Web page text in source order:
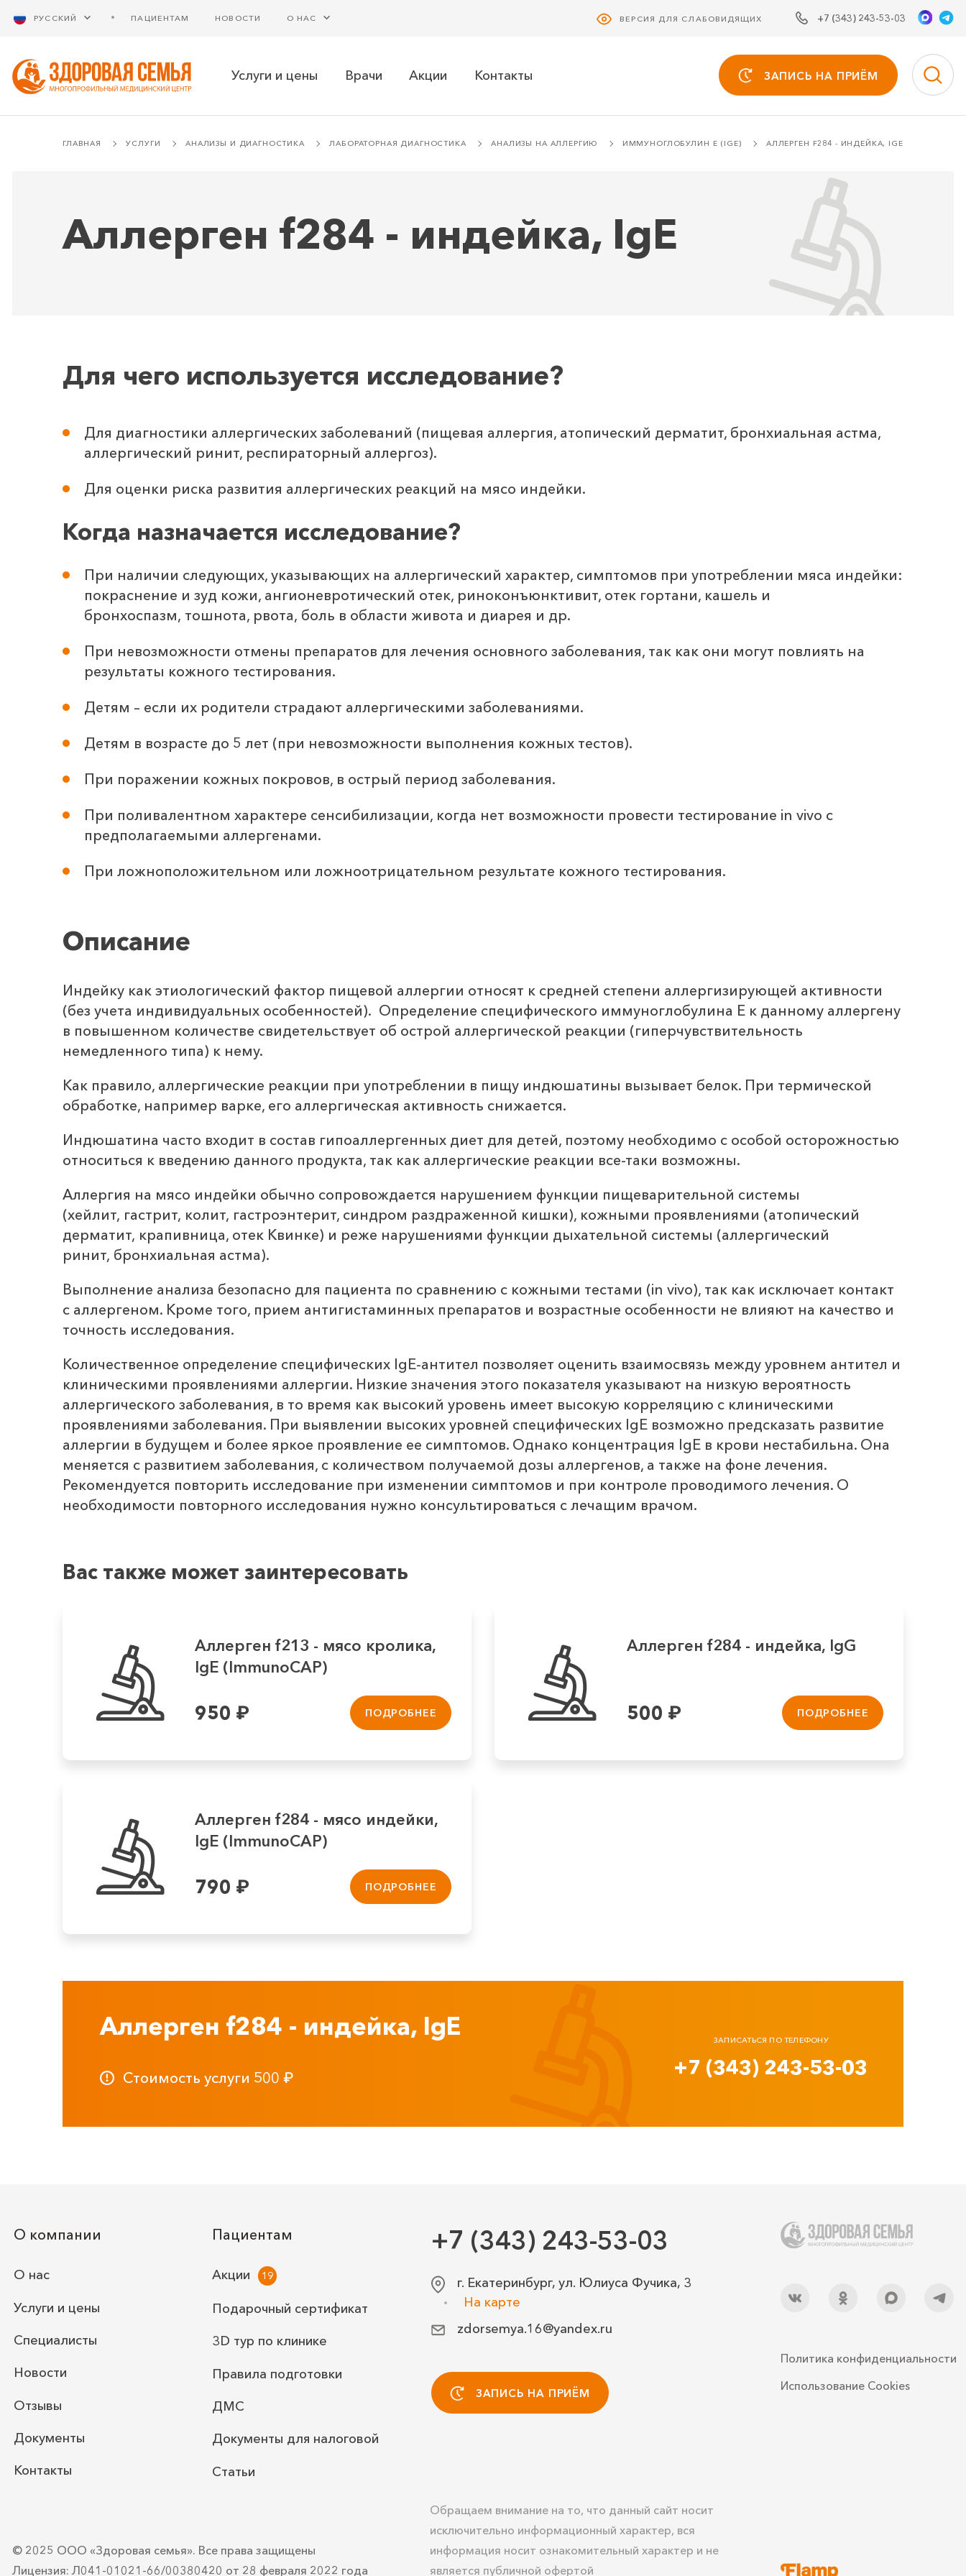
РУССКИЙ ПАЦИЕНТАМ НОВОСТИ О НАС ВЕРСИЯ ДЛЯ СЛАБОВИДЯЩИХ +7 (343) 243-53-03
Услуги и цены Врачи Акции Контакты ЗАПИСЬ НА ПРИЁМ
ГЛАВНАЯ УСЛУГИ АНАЛИЗЫ И ДИАГНОСТИКА ЛАБОРАТОРНАЯ ДИАГНОСТИКА АНАЛИЗЫ НА АЛЛЕРГИЮ ИММУНОГЛОБУЛИН Е (IGE) АЛЛЕРГЕН F284 - ИНДЕЙКА, IGE
Аллерген f284 - индейка, IgE
Для чего используется исследование?
Для диагностики аллергических заболеваний (пищевая аллергия, атопический дерматит, бронхиальная астма,
аллергический ринит, респираторный аллергоз).
Для оценки риска развития аллергических реакций на мясо индейки.
Когда назначается исследование?
При наличии следующих, указывающих на аллергический характер, симптомов при употреблении мяса индейки:
покраснение и зуд кожи, ангионевротический отек, риноконъюнктивит, отек гортани, кашель и
бронхоспазм, тошнота, рвота, боль в области живота и диарея и др.
При невозможности отмены препаратов для лечения основного заболевания, так как они могут повлиять на
результаты кожного тестирования.
Детям – если их родители страдают аллергическими заболеваниями.
Детям в возрасте до 5 лет (при невозможности выполнения кожных тестов).
При поражении кожных покровов, в острый период заболевания.
При поливалентном характере сенсибилизации, когда нет возможности провести тестирование in vivo с
предполагаемыми аллергенами.
При ложноположительном или ложноотрицательном результате кожного тестирования.
Описание
Индейку как этиологический фактор пищевой аллергии относят к средней степени аллергизирующей активности
(без учета индивидуальных особенностей). Определение специфического иммуноглобулина Е к данному аллергену
в повышенном количестве свидетельствует об острой аллергической реакции (гиперчувствительность
немедленного типа) к нему.
Как правило, аллергические реакции при употреблении в пищу индюшатины вызывает белок. При термической
обработке, например варке, его аллергическая активность снижается.
Индюшатина часто входит в состав гипоаллергенных диет для детей, поэтому необходимо с особой осторожностью
относиться к введению данного продукта, так как аллергические реакции все-таки возможны.
Аллергия на мясо индейки обычно сопровождается нарушением функции пищеварительной системы
(хейлит, гастрит, колит, гастроэнтерит, синдром раздраженной кишки), кожными проявлениями (атопический
дерматит, крапивница, отек Квинке) и реже нарушениями функции дыхательной системы (аллергический
ринит, бронхиальная астма).
Выполнение анализа безопасно для пациента по сравнению с кожными тестами (in vivo), так как исключает контакт
с аллергеном. Кроме того, прием антигистаминных препаратов и возрастные особенности не влияют на качество и
точность исследования.
Количественное определение специфических IgE-антител позволяет оценить взаимосвязь между уровнем антител и
клиническими проявлениями аллергии. Низкие значения этого показателя указывают на низкую вероятность
аллергического заболевания, в то время как высокий уровень имеет высокую корреляцию с клиническими
проявлениями заболевания. При выявлении высоких уровней специфических IgE возможно предсказать развитие
аллергии в будущем и более яркое проявление ее симптомов. Однако концентрация IgE в крови нестабильна. Она
меняется с развитием заболевания, с количеством получаемой дозы аллергенов, а также на фоне лечения.
Рекомендуется повторить исследование при изменении симптомов и при контроле проводимого лечения. О
необходимости повторного исследования нужно консультироваться с лечащим врачом.
Вас также может заинтересовать
Аллерген f213 - мясо кролика,
IgE (ImmunoCAP)
950 ₽ ПОДРОБНЕЕ
Аллерген f284 - индейка, IgG
500 ₽ ПОДРОБНЕЕ
Аллерген f284 - мясо индейки,
IgE (ImmunoCAP)
790 ₽ ПОДРОБНЕЕ
Аллерген f284 - индейка, IgE
Стоимость услуги 500 ₽
ЗАПИСАТЬСЯ ПО ТЕЛЕФОНУ
+7 (343) 243-53-03
+7 (343) 243-53-03
г. Екатеринбург, ул. Юлиуса Фучика, 3
На карте
zdorsemya.16@yandex.ru
ЗАПИСЬ НА ПРИЁМ
О компании
О нас
Услуги и цены
Специалисты
Новости
Отзывы
Документы
Контакты
Пациентам
Акции
Подарочный сертификат
3D тур по клинике
Правила подготовки
ДМС
Документы для налоговой
Статьи
Политика конфиденциальности
Использование Cookies
© 2025 ООО «Здоровая семья». Все права защищены
Лицензия: Л041-01021-66/00380420 от 28 февраля 2022 года
Обращаем внимание на то, что данный сайт носит
исключительно информационный характер, вся
информация носит ознакомительный характер и не
является публичной офертой